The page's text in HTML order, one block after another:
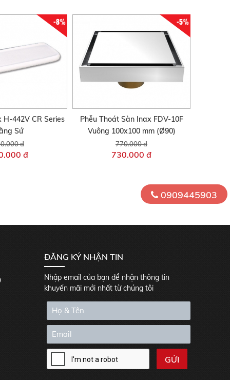
-8%
H-442V CR Series
Sứ
đ
đ
-5%
Phễu Thoát Sàn Inax FDV-10F
Vuông 100x100 mm (Ø90)
770.000 đ
730.000 đ
ĐĂNG KÝ NHẬN TIN
Nhập email của bạn để nhận thông tin
khuyến mãi mới nhất từ chúng tôi
0909445903